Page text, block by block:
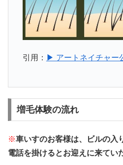
引用： ▶ アートネイチャー
増毛体験の流れ
※車いすのお客様は、ビルの入
電話を掛けるとお迎えに来てい